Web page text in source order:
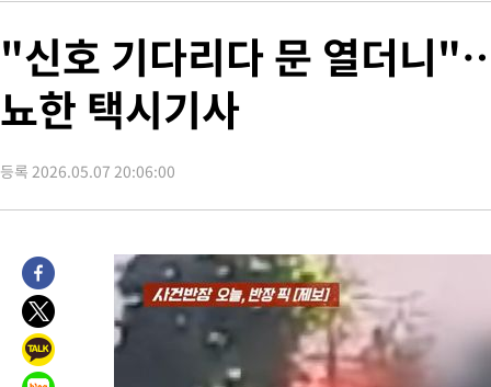
-18599초 전 >[속보]코스피, 6200선 약보합…0.60% 내린 6258.77에 마쳐
-18579초 전 >
[속보]원·달러 환율, 7.7원 내린 1416.1원 마감
-18468초 전 >[속보] 노원서 40.1도 관측…서울, 2018년 이후 첫 40도
-14431초 전 >외신들도 주목한 韓축구 파문…"국민적 공분에 수사 재개"
-14402초 전 >11시간 압수수색에 성접대 파문까지…'쑥대밭' 된 축구협회
병태 후임
-9782초 전 > [속보]국힘 윤리위, '돌려차기 발언' 진종오·서범수 징계 절차
-5107초 전 >
[속보] 7월 중국 수출 23.9%↑ 수입 27.5%↑…무역총액
-2267초 전 >
[속보]'채상병 순직 책임' 임성근, 항소심도 징역 3년
-2133초 전 >
[속보]종합특검, '관저이전 봐주기 감사' 유병호 구속기소
"신호 기다리다 문 열더니
뇨한 택시기사
등록 2026.05.07 20:06:00